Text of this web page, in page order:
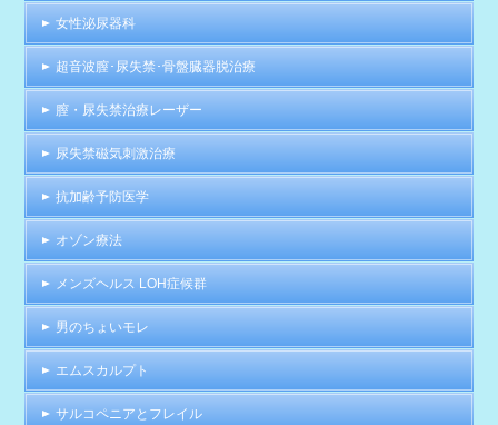
女性泌尿器科
超音波膣･尿失禁･骨盤臓器脱治療
膣・尿失禁治療レーザー
尿失禁磁気刺激治療
抗加齢予防医学
オゾン療法
メンズヘルス LOH症候群
男のちょいモレ
エムスカルプト
サルコペニアとフレイル